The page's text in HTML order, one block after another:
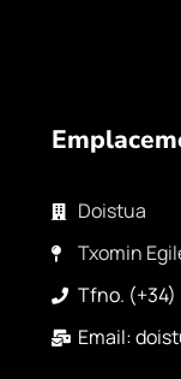
Doistua
Txomin
Tfno. (+34)
Email: